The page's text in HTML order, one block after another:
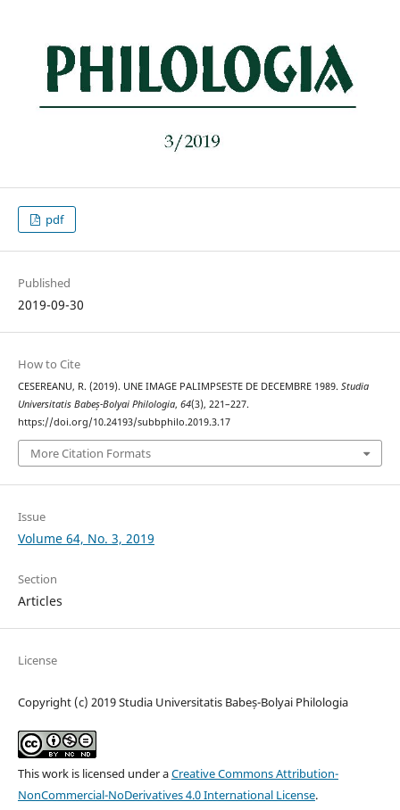
pdf
Published
2019-09-30
How to Cite
CESEREANU, R. (2019). UNE IMAGE PALIMPSESTE DE DECEMBRE 1989. Studia
Universitatis Babeș-Bolyai Philologia, 64(3), 221–227.
https://doi.org/10.24193/subbphilo.2019.3.17
More Citation Formats
Issue
Volume 64, No. 3, 2019
Section
Articles
License
Copyright (c) 2019 Studia Universitatis Babeș-Bolyai Philologia
This work is licensed under aCreative Commons Attribution-
NonCommercial-NoDerivatives 4.0 International License.